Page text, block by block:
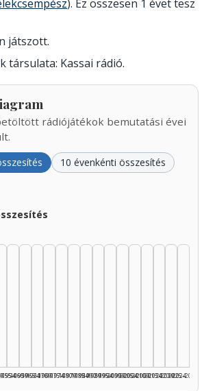
). Ez összesen 1 évet tesz
játszott.
társulata: Kassai rádió.
rádiójátékok bemutatási évei
10 évenkénti összesítés
1960–1964
1965–1969
1970–1974
1975–1979
1980–1984
1985–1989
1990–1994
1995–1999
2000–2004
2005–2009
2010–2014
2015–2019
2020–2024
2025–2026